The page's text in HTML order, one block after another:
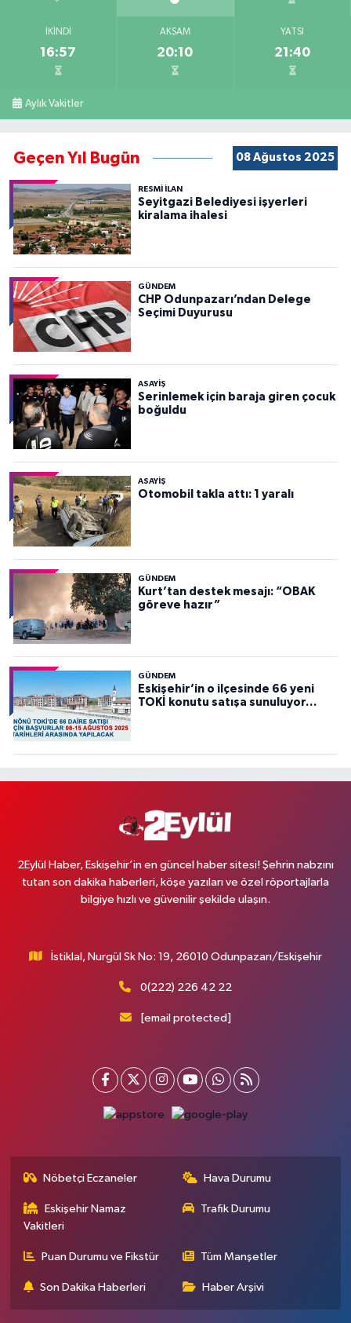
İKINDI
16:57
AKŞAM
20:10
YATSI
21:40
Aylık Vakitler
Geçen Yıl Bugün 08 Ağustos 2025
RESMİ İLAN
Seyitgazi Belediyesi işyerleri
kiralama ihalesi
GÜNDEM
CHP Odunpazarı’ndan Delege
Seçimi Duyurusu
ASAYİŞ
Serinlemek için baraja giren çocuk
boğuldu
ASAYİŞ
Otomobil takla attı: 1 yaralı
GÜNDEM
Kurt’tan destek mesajı: “OBAK
göreve hazır”
GÜNDEM
Eskişehir’in o ilçesinde 66 yeni
TOKİ konutu satışa sunuluyor…
2Eylül Haber, Eskişehir’in en güncel haber sitesi! Şehrin nabzını
tutan son dakika haberleri, köşe yazıları ve özel röportajlarla
bilgiye hızlı ve güvenilir şekilde ulaşın.
İstiklal, Nurgül Sk No: 19, 26010 Odunpazarı/Eskişehir
0(222) 226 42 22
[email protected]
Nöbetçi Eczaneler Hava Durumu
Eskişehir Namaz
Vakitleri
Trafik Durumu
Puan Durumu ve Fikstür Tüm Manşetler
Son Dakika Haberleri Haber Arşivi